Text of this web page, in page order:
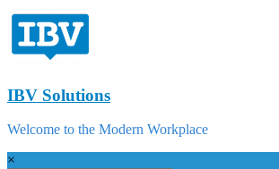
IBV Solutions
Welcome to the Modern Workplace
×